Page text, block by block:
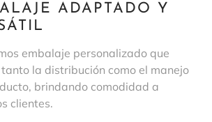
ADAPTADO Y
embalaje personalizado que
la distribución como el manejo
brindando comodidad a
clientes.